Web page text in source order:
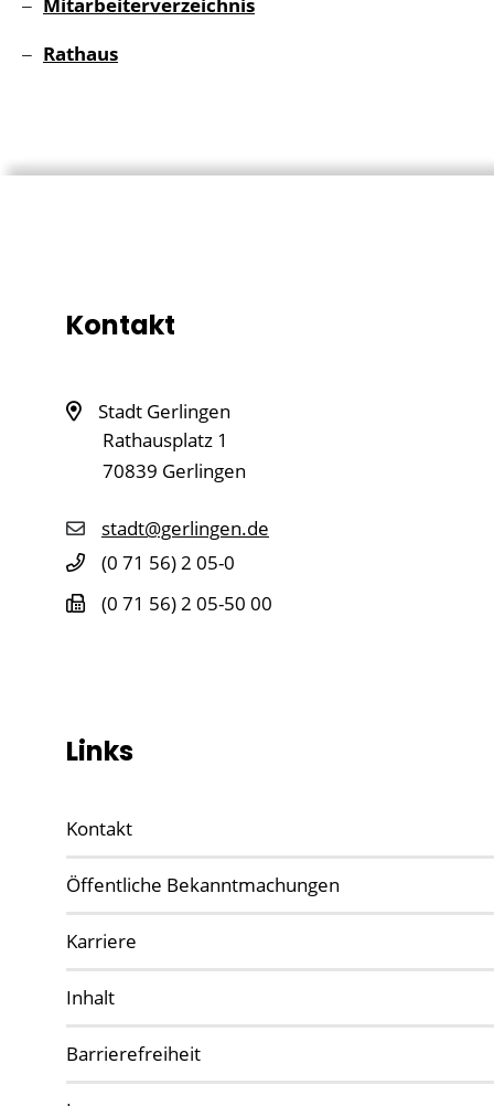
Rathaus
Kontakt
Stadt Gerlingen
Rathausplatz 1
70839 Gerlingen
stadt@gerlingen.de
(0 71 56) 2 05-0
(0 71 56) 2 05-50 00
Links
Kontakt
Öffentliche Bekanntmachungen
Karriere
Inhalt
Barrierefreiheit